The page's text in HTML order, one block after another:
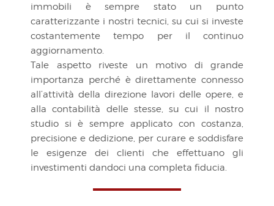
immobili è sempre stato un punto
caratterizzante i nostri tecnici, su cui si investe
costantemente tempo per il continuo
aggiornamento.
Tale aspetto riveste un motivo di grande
importanza perché è direttamente connesso
all’attività della direzione lavori delle opere, e
alla contabilità delle stesse, su cui il nostro
studio si è sempre applicato con costanza,
precisione e dedizione, per curare e soddisfare
le esigenze dei clienti che effettuano gli
investimenti dandoci una completa fiducia.